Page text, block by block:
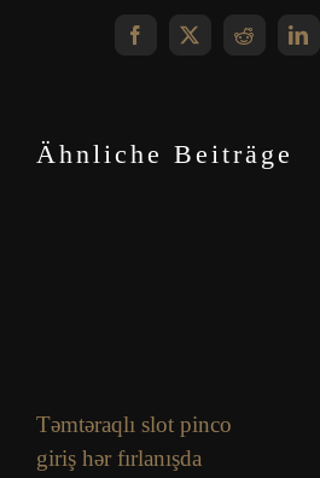
Facebook Reddit
Ähnliche Beiträge
Təmtəraqlı slot pinco
giriş hər fırlanışda